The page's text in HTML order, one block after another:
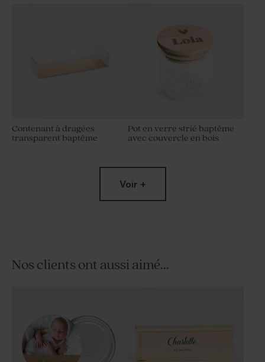
Contenant à dragées
transparent baptême
Pot en verre strié baptême
avec couvercle en bois
Voir +
Nos clients ont aussi aimé...